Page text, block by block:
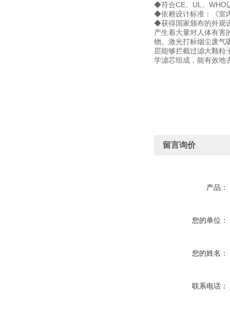
◆符合CE、UL、WHO
◆依赖设计标准：《室
◆获得国家颁布的外观
产生着大量对人体有害
物。激光打标烟尘废气
层能够拦截过滤大颗粒
学滤芯组成，能有效地
留言询价
产品：
您的单位：
您的姓名：
联系电话：